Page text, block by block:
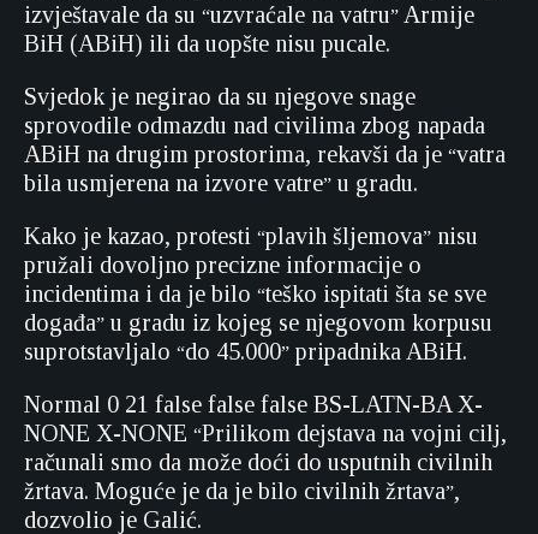
izvještavale da su “uzvraćale na vatru” Armije
BiH (ABiH) ili da uopšte nisu pucale.
Svjedok je negirao da su njegove snage
sprovodile odmazdu nad civilima zbog napada
ABiH na drugim prostorima, rekavši da je “vatra
bila usmjerena na izvore vatre” u gradu.
Kako je kazao, protesti “plavih šljemova” nisu
pružali dovoljno precizne informacije o
incidentima i da je bilo “teško ispitati šta se sve
događa” u gradu iz kojeg se njegovom korpusu
suprotstavljalo “do 45.000” pripadnika ABiH.
Normal 0 21 false false false BS-LATN-BA X-
NONE X-NONE “Prilikom dejstava na vojni cilj,
računali smo da može doći do usputnih civilnih
žrtava. Moguće je da je bilo civilnih žrtava”,
dozvolio je Galić.